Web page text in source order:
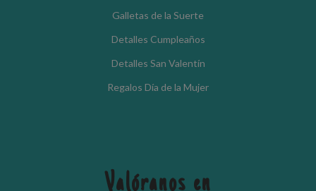
Galletas de la Suerte
Detalles Cumpleaños
Detalles San Valentín
Regalos Día de la Mujer
Valóranos en